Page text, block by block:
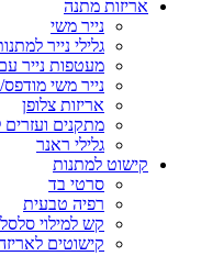
אריזות מתנה
נייר משי
גלילי נייר
מעטפות נייר
נייר משי
אריזות צלופן
מתקנים ועזרים
גלילי ראנר
קישוט למתנות
סרטי בד
רפיה טבעית
קש למילוי
קישוטים